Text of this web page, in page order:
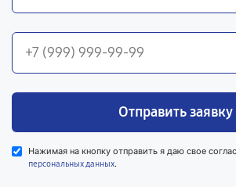
Отправить заявку
Нажимая на кнопку отправить я даю свое
персональных данных.